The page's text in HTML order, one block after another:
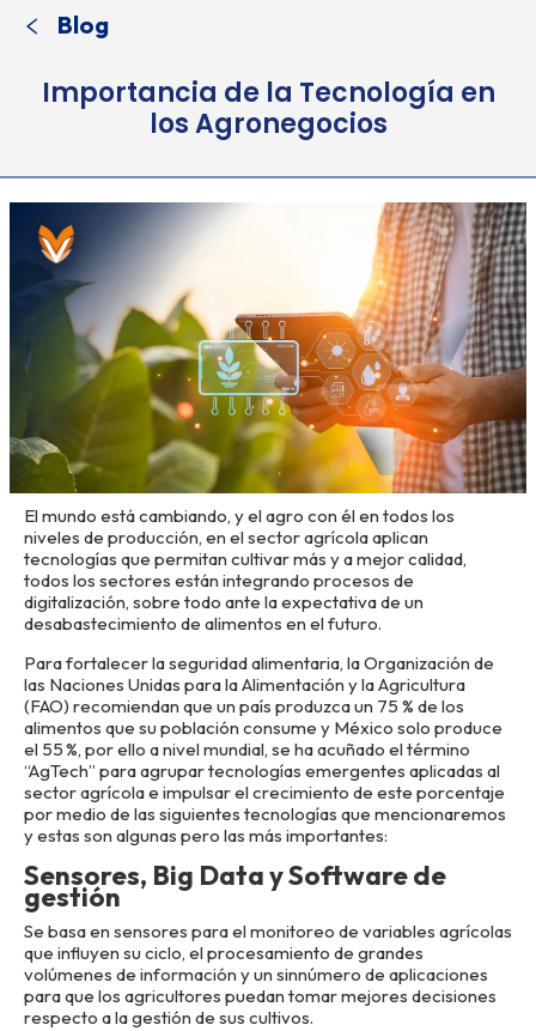
Blog
Importancia de la Tecnología en
los Agronegocios
El mundo está cambiando, y el agro con él en todos los
niveles de producción, en el sector agrícola aplican
tecnologías que permitan cultivar más y a mejor calidad,
todos los sectores están integrando procesos de
digitalización, sobre todo ante la expectativa de un
desabastecimiento de alimentos en el futuro.
Para fortalecer la seguridad alimentaria, la Organización de
las Naciones Unidas para la Alimentación y la Agricultura
(FAO) recomiendan que un país produzca un 75 % de los
alimentos que su población consume y México solo produce
el 55 %, por ello a nivel mundial, se ha acuñado el término
“AgTech” para agrupar tecnologías emergentes aplicadas al
sector agrícola e impulsar el crecimiento de este porcentaje
por medio de las siguientes tecnologías que mencionaremos
y estas son algunas pero las más importantes:
Sensores, Big Data y Software de
gestión
Se basa en sensores para el monitoreo de variables agrícolas
que influyen su ciclo, el procesamiento de grandes
volúmenes de información y un sinnúmero de aplicaciones
para que los agricultores puedan tomar mejores decisiones
respecto a la gestión de sus cultivos.